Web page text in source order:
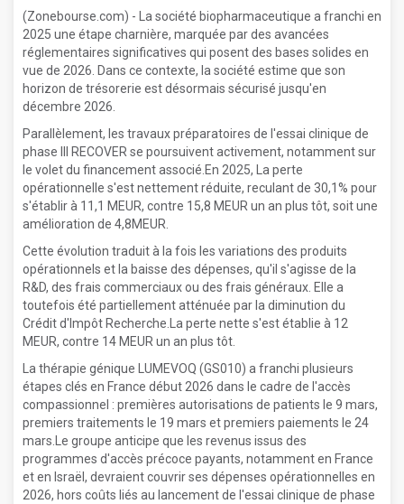
(Zonebourse.com) - La société biopharmaceutique a franchi en
2025 une étape charnière, marquée par des avancées
réglementaires significatives qui posent des bases solides en
vue de 2026. Dans ce contexte, la société estime que son
horizon de trésorerie est désormais sécurisé jusqu'en
décembre 2026.
Parallèlement, les travaux préparatoires de l'essai clinique de
phase III RECOVER se poursuivent activement, notamment sur
le volet du financement associé.En 2025, La perte
opérationnelle s'est nettement réduite, reculant de 30,1% pour
s'établir à 11,1 MEUR, contre 15,8 MEUR un an plus tôt, soit une
amélioration de 4,8MEUR.
Cette évolution traduit à la fois les variations des produits
opérationnels et la baisse des dépenses, qu'il s'agisse de la
R&D, des frais commerciaux ou des frais généraux. Elle a
toutefois été partiellement atténuée par la diminution du
Crédit d'Impôt Recherche.La perte nette s'est établie à 12
MEUR, contre 14 MEUR un an plus tôt.
La thérapie génique LUMEVOQ (GS010) a franchi plusieurs
étapes clés en France début 2026 dans le cadre de l'accès
compassionnel : premières autorisations de patients le 9 mars,
premiers traitements le 19 mars et premiers paiements le 24
mars.Le groupe anticipe que les revenus issus des
programmes d'accès précoce payants, notamment en France
et en Israël, devraient couvrir ses dépenses opérationnelles en
2026, hors coûts liés au lancement de l'essai clinique de phase